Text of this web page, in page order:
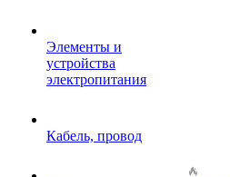
Элементы и
устройства
электропитания
Кабель, провод